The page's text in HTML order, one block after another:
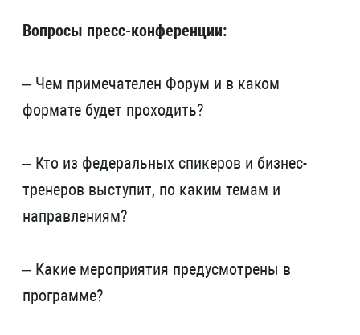
Вопросы пресс-конференции:
– Чем примечателен Форум и в каком
формате будет проходить?
– Кто из федеральных спикеров и бизнес-
тренеров выступит, по каким темам и
направлениям?
– Какие мероприятия предусмотрены в
программе?